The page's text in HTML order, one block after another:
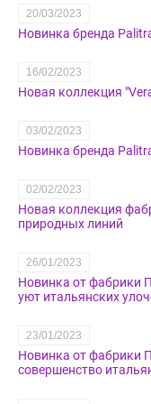
20/03/2023
Новинка бренда
16/02/2023
Новая коллекция
03/02/2023
Новинка бренда
02/02/2023
Новая коллекция
природных линий
26/01/2023
Новинка от фабрики
уют итальянских
23/01/2023
Новинка от фабрики
совершенство